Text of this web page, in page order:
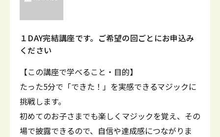
１DAY完結講座です。ご希望の回ごとにお申込み
ください
【この講座で学べること・目的】
たった5分で「できた！」を実感できるマジックに
挑戦します。
初めてのお子さまでも楽しくマジックを覚え、その
場で披露できるので、自信や達成感につながりま